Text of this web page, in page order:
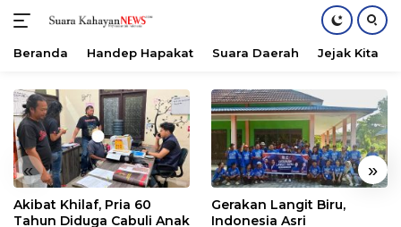
konten
Beranda Handep Hapakat Suara Daerah Jejak Kita
« »
Akibat Khilaf, Pria 60
Tahun Diduga Cabuli Anak
Gerakan Langit Biru,
Indonesia Asri